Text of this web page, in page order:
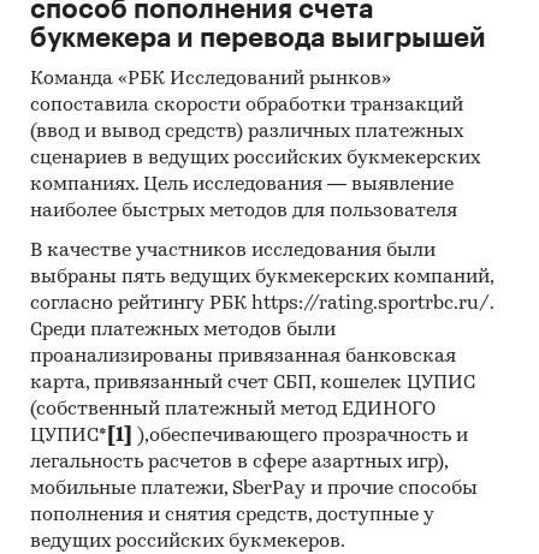
способ пополнения счета
букмекера и перевода выигрышей
Команда «РБК Исследований рынков»
сопоставила скорости обработки транзакций
(ввод и вывод средств) различных платежных
сценариев в ведущих российских букмекерских
компаниях. Цель исследования — выявление
наиболее быстрых методов для пользователя
В качестве участников исследования были
выбраны пять ведущих букмекерских компаний,
согласно рейтингу РБК https://rating.sportrbc.ru/.
Среди платежных методов были
проанализированы привязанная банковская
карта, привязанный счет СБП, кошелек ЦУПИС
(собственный платежный метод ЕДИНОГО
ЦУПИС* [1]
),обеспечивающего прозрачность и
легальность расчетов в сфере азартных игр),
мобильные платежи, SberPay и прочие способы
пополнения и снятия средств, доступные у
ведущих российских букмекеров.